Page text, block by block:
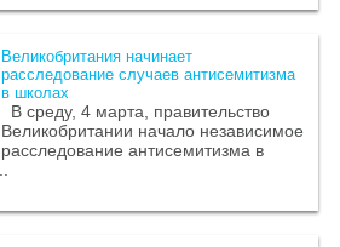
Великобритания начинает
расследование случаев антисемитизма
в школах
В среду, 4 марта, правительство
Великобритании начало независимое
расследование антисемитизма в